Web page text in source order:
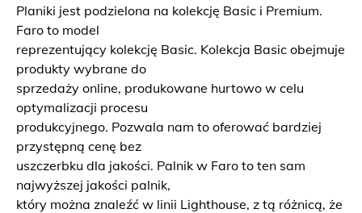
Planiki jest podzielona na kolekcję Basic i Premium.
Faro to model
reprezentujący kolekcję Basic. Kolekcja Basic obejmuje
produkty wybrane do
sprzedaży online, produkowane hurtowo w celu
optymalizacji procesu
produkcyjnego. Pozwala nam to oferować bardziej
przystępną cenę bez
uszczerbku dla jakości. Palnik w Faro to ten sam
najwyższej jakości palnik,
który można znaleźć w linii Lighthouse, z tą różnicą, że